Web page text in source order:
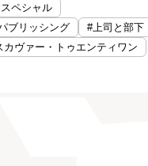
ペシャル
ブリッシング
#上司と部下
カヴァー・トゥエンティワン